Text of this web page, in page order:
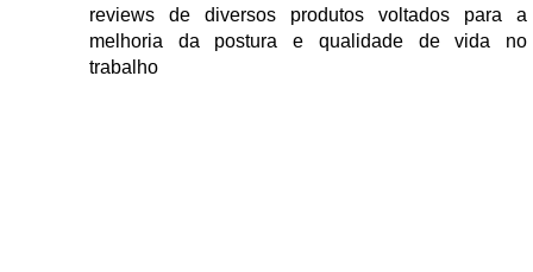
reviews de diversos produtos voltados para a
melhoria da postura e qualidade de vida no
trabalho